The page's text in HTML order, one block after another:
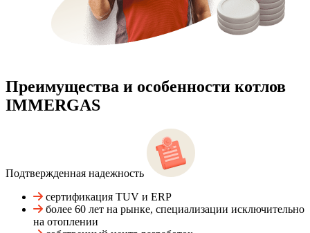
Преимущества и особенности котлов
IMMERGAS
Подтвержденная надежность
сертификация TUV и ERP
более 60 лет на рынке, специализации исключительно
на отоплении